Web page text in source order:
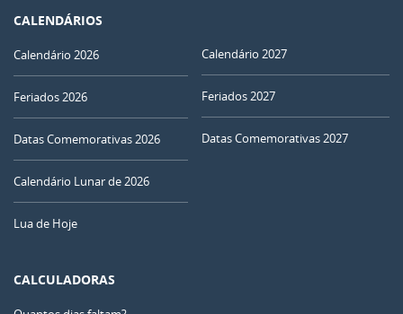
CALENDÁRIOS
Calendário 2026
Feriados 2026
Datas Comemorativas 2026
Calendário Lunar de 2026
Lua de Hoje
Calendário 2027
Feriados 2027
Datas Comemorativas 2027
CALCULADORAS